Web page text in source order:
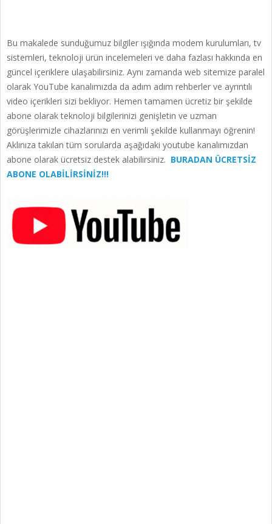
Bu makalede sunduğumuz bilgiler ışığında modem kurulumları, tv
sistemleri, teknoloji ürün incelemeleri ve daha fazlası hakkında en
güncel içeriklere ulaşabilirsiniz. Aynı zamanda web sitemize paralel
olarak YouTube kanalımızda da adım adım rehberler ve ayrıntılı
video içerikleri sizi bekliyor. Hemen tamamen ücretiz bir şekilde
abone olarak teknoloji bilgilerinizi genişletin ve uzman
görüşlerimizle cihazlarınızı en verimli şekilde kullanmayı öğrenin!
Aklınıza takılan tüm sorularda aşağıdaki youtube kanalımızdan
abone olarak ücretsiz destek alabilirsiniz. BURADAN ÜCRETSİZ
ABONE OLABİLİRSİNİZ!!!